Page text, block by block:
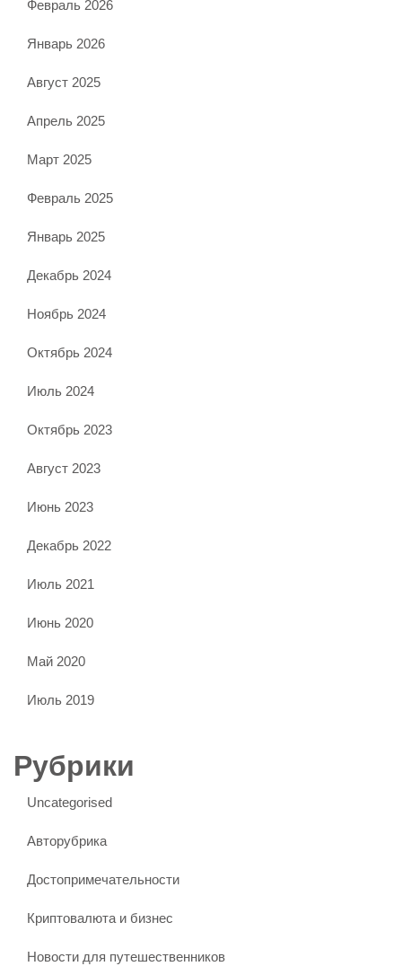
Февраль 2026
Январь 2026
Август 2025
Апрель 2025
Март 2025
Февраль 2025
Январь 2025
Декабрь 2024
Ноябрь 2024
Октябрь 2024
Июль 2024
Октябрь 2023
Август 2023
Июнь 2023
Декабрь 2022
Июль 2021
Июнь 2020
Май 2020
Июль 2019
Рубрики
Uncategorised
Авторубрика
Достопримечательности
Криптовалюта и бизнес
Новости для путешественников